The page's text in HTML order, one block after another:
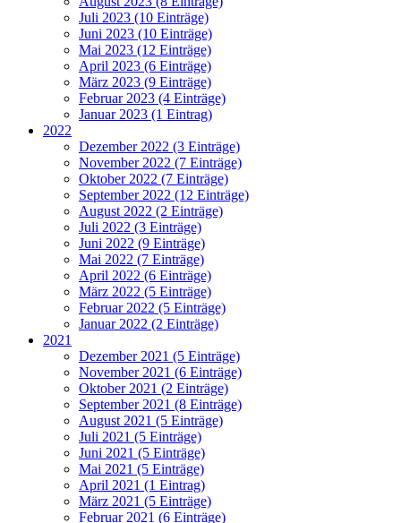
Juli 2023 (10 Einträge)
Juni 2023 (10 Einträge)
Mai 2023 (12 Einträge)
April 2023 (6 Einträge)
März 2023 (9 Einträge)
Februar 2023 (4 Einträge)
Januar 2023 (1 Eintrag)
2022
Dezember 2022 (3 Einträge)
November 2022 (7 Einträge)
Oktober 2022 (7 Einträge)
September 2022 (12 Einträge)
August 2022 (2 Einträge)
Juli 2022 (3 Einträge)
Juni 2022 (9 Einträge)
Mai 2022 (7 Einträge)
April 2022 (6 Einträge)
März 2022 (5 Einträge)
Februar 2022 (5 Einträge)
Januar 2022 (2 Einträge)
2021
Dezember 2021 (5 Einträge)
November 2021 (6 Einträge)
Oktober 2021 (2 Einträge)
September 2021 (8 Einträge)
August 2021 (5 Einträge)
Juli 2021 (5 Einträge)
Juni 2021 (5 Einträge)
Mai 2021 (5 Einträge)
April 2021 (1 Eintrag)
März 2021 (5 Einträge)
Februar 2021 (6 Einträge)